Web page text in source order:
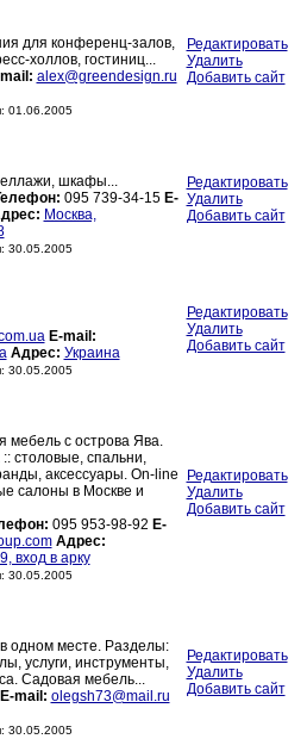
для конференц-залов,
холлов, гостиниц...
alex@greendesign.ru
01.06.2005
Редактировать
Удалить
Добавить сайт
шкафы...
095 739-34-15 E-
Москва,
30.05.2005
Редактировать
Удалить
Добавить сайт
E-mail:
Адрес: Украина
30.05.2005
Редактировать
Удалить
Добавить сайт
мебель с острова Ява.
столовые, спальни,
аксессуары. On-line
салоны в Москве и
095 953-98-92 E-
Адрес:
вход в арку
30.05.2005
Редактировать
Удалить
Добавить сайт
одном месте. Разделы:
услуги, инструменты,
Садовая мебель...
E-mail: olegsh73@mail.ru
30.05.2005
Редактировать
Удалить
Добавить сайт